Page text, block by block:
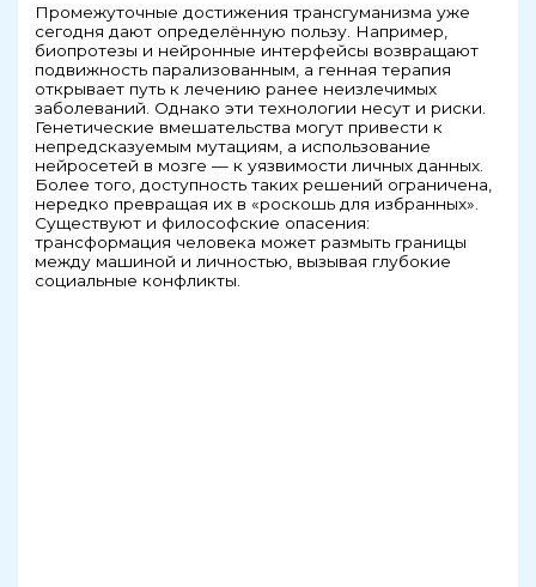
Промежуточные достижения трансгуманизма уже
сегодня дают определённую пользу. Например,
биопротезы и нейронные интерфейсы возвращают
подвижность парализованным, а генная терапия
открывает путь к лечению ранее неизлечимых
заболеваний. Однако эти технологии несут и риски.
Генетические вмешательства могут привести к
непредсказуемым мутациям, а использование
нейросетей в мозге — к уязвимости личных данных.
Более того, доступность таких решений ограничена,
нередко превращая их в «роскошь для избранных».
Существуют и философские опасения:
трансформация человека может размыть границы
между машиной и личностью, вызывая глубокие
социальные конфликты.